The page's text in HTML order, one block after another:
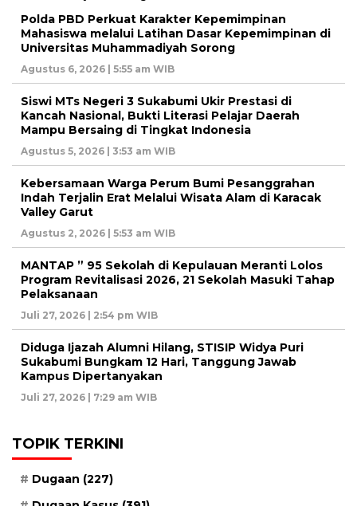
Polda PBD Perkuat Karakter Kepemimpinan
Mahasiswa melalui Latihan Dasar Kepemimpinan di
Universitas Muhammadiyah Sorong
Agustus 6, 2026 | 5:55 am WIB
Siswi MTs Negeri 3 Sukabumi Ukir Prestasi di
Kancah Nasional, Bukti Literasi Pelajar Daerah
Mampu Bersaing di Tingkat Indonesia
Agustus 5, 2026 | 3:53 am WIB
Kebersamaan Warga Perum Bumi Pesanggrahan
Indah Terjalin Erat Melalui Wisata Alam di Karacak
Valley Garut
Agustus 2, 2026 | 5:53 am WIB
MANTAP ” 95 Sekolah di Kepulauan Meranti Lolos
Program Revitalisasi 2026, 21 Sekolah Masuki Tahap
Pelaksanaan
Juli 27, 2026 | 2:54 pm WIB
Diduga Ijazah Alumni Hilang, STISIP Widya Puri
Sukabumi Bungkam 12 Hari, Tanggung Jawab
Kampus Dipertanyakan
Juli 27, 2026 | 7:29 am WIB
TOPIK TERKINI
Dugaan (227)